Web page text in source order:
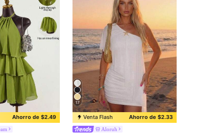
Ahorro de $2.49
17
Venta Flash Ahorro de $2.33
Aloruh